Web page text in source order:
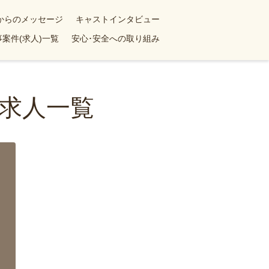
らのメッセージ
キャストインタビュー
案件(求人)一覧 安心･安全への取り組み
人一覧